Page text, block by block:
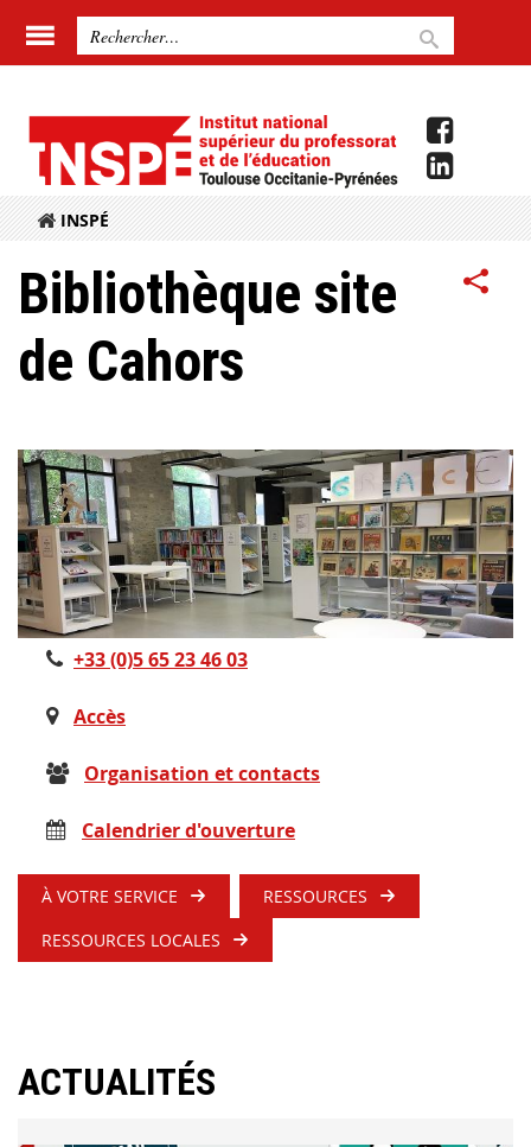
INSPÉ
Bibliothèque site
de Cahors
+33 (0)5 65 23 46 03
Accès
Organisation et contacts
Calendrier d'ouverture
À VOTRE SERVICE RESSOURCES
RESSOURCES LOCALES
ACTUALITÉS